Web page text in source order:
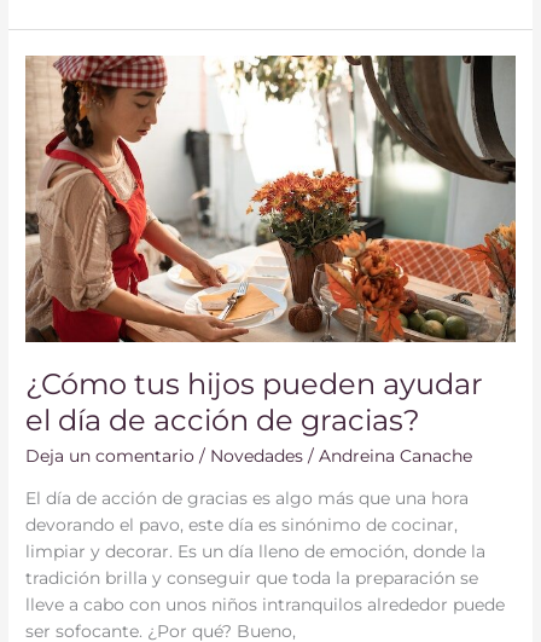
¿Cómo tus hijos pueden ayudar
el día de acción de gracias?
Deja un comentario / Novedades /Andreina Canache
El día de acción de gracias es algo más que una hora
devorando el pavo, este día es sinónimo de cocinar,
limpiar y decorar. Es un día lleno de emoción, donde la
tradición brilla y conseguir que toda la preparación se
lleve a cabo con unos niños intranquilos alrededor puede
ser sofocante. ¿Por qué? Bueno,
¿Cómo
tus
hijos
pueden
ayudar
el
día
de
acción
de
gracias?